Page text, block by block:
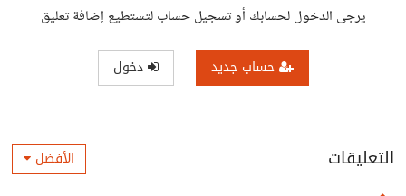
يرجى الدخول لحسابك أو تسجيل حساب لتستطيع إضافة تعليق
حساب جديد دخول
التعليقات الأفضل